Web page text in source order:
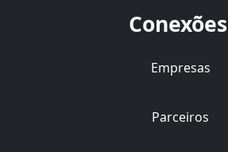
Conexões
Empresas
Parceiros